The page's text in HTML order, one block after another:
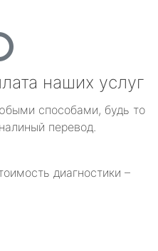
наших услуг
способами, будь то
перевод.
диагностики –